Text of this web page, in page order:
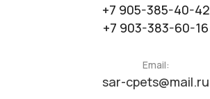
+7 905-385-40-42
+7 903-383-60-16
Email:
sar-cpets@mail.ru